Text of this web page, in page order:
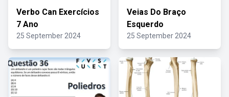
Verbo Can Exercícios
7 Ano
25 September 2024
Veias Do Braço
Esquerdo
25 September 2024